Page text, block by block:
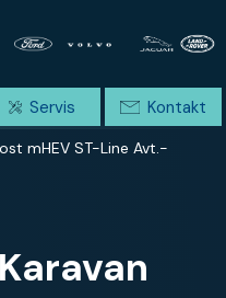
mHEV ST-Line Avt.-
Servis Kontakt
×
×